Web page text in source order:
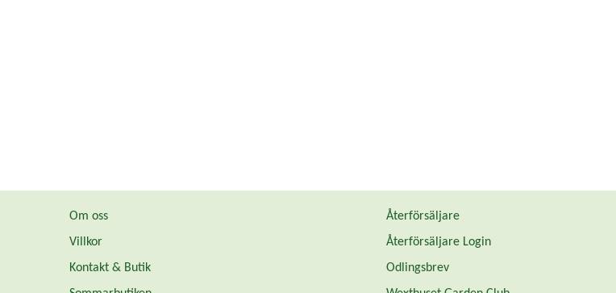
Om oss
Villkor
Kontakt & Butik
Återförsäljare
Återförsäljare Login
Odlingsbrev